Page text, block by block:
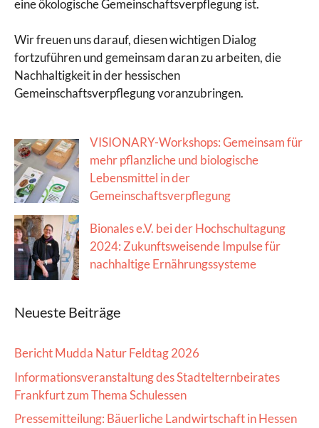
eine ökologische Gemeinschaftsverpflegung ist.
Wir freuen uns darauf, diesen wichtigen Dialog
fortzuführen und gemeinsam daran zu arbeiten, die
Nachhaltigkeit in der hessischen
Gemeinschaftsverpflegung voranzubringen.
VISIONARY-Workshops: Gemeinsam für
mehr pflanzliche und biologische
Lebensmittel in der
Gemeinschaftsverpflegung
Bionales e.V. bei der Hochschultagung
2024: Zukunftsweisende Impulse für
nachhaltige Ernährungssysteme
Neueste Beiträge
Bericht Mudda Natur Feldtag 2026
Informationsveranstaltung des Stadtelternbeirates
Frankfurt zum Thema Schulessen
Pressemitteilung: Bäuerliche Landwirtschaft in Hessen